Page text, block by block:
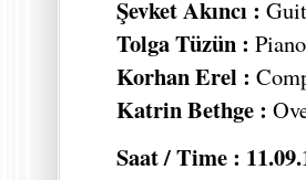
Şevket Akıncı :
Tolga Tüzün :
Korhan Erel :
Katrin Bethge :
Saat / Time :